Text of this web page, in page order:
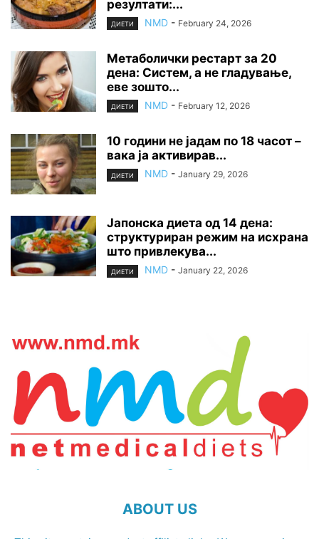
резултати:...
ДИЕТИ NMD - February 24, 2026
Метаболички рестарт за 20
дена: Систем, а не гладување,
еве зошто...
ДИЕТИ NMD - February 12, 2026
10 години не јадам по 18 часот –
вака ја активирав...
ДИЕТИ NMD - January 29, 2026
Јапонска диета од 14 дена:
структуриран режим на исхрана
што привлекува...
ДИЕТИ NMD - January 22, 2026
ABOUT US